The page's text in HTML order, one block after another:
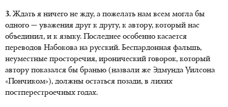
3. Ждать я ничего не жду, а пожелать нам всем могла бы
одного — уважения друг к другу, к автору, который нас
объединил, и к языку. Последнее особенно касается
переводов Набокова на русский. Беспардонная фальшь,
неуместные просторечия, иронический говорок, который
автору показался бы бранью (назвали же Эдмунда Уилсона
«Пончиком»), должны остаться позади, в лихих
постперестроечных годах.